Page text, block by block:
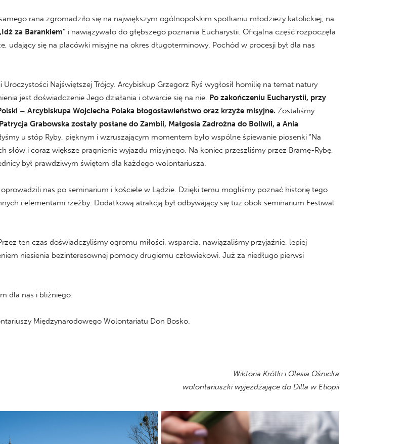
rana zgromadziło się na największym ogólnopolskim spotkaniu młodzieży katolickiej, na
za Barankiem” i nawiązywało do głębszego poznania Eucharystii. Oficjalna część rozpoczęła
udający się na placówki misyjne na okres długoterminowy. Pochód w procesji był dla nas
Najświętszej Trójcy. Arcybiskup Grzegorz Ryś wygłosił homilię na temat natury
jest doświadczenie Jego działania i otwarcie się na nie. Po zakończeniu Eucharystii, przy
– Arcybiskupa Wojciecha Polaka błogosławieństwo oraz krzyże misyjne. Zostaliśmy
Grabowska zostały posłane do Zambii, Małgosia Zadrożna do Boliwii, a Ania
u stóp Ryby, pięknym i wzruszającym momentem było wspólne śpiewanie piosenki “Na
słów i coraz większe pragnienie wyjazdu misyjnego. Na koniec przeszliśmy przez Bramę-Rybę,
był prawdziwym świętem dla każdego wolontariusza.
nas po seminarium i kościele w Lądzie. Dzięki temu mogliśmy poznać historię tego
i elementami rzeźby. Dodatkową atrakcją był odbywający się tuż obok seminarium Festiwal
ten czas doświadczyliśmy ogromu miłości, wsparcia, nawiązaliśmy przyjaźnie, lepiej
niesienia bezinteresownej pomocy drugiemu człowiekowi. Już za niedługo pierwsi
dla nas i bliźniego.
Międzynarodowego Wolontariatu Don Bosko.
Wiktoria Krótki i Olesia Ośnicka
wolontariuszki wyjeżdżające do Dilla w Etiopii